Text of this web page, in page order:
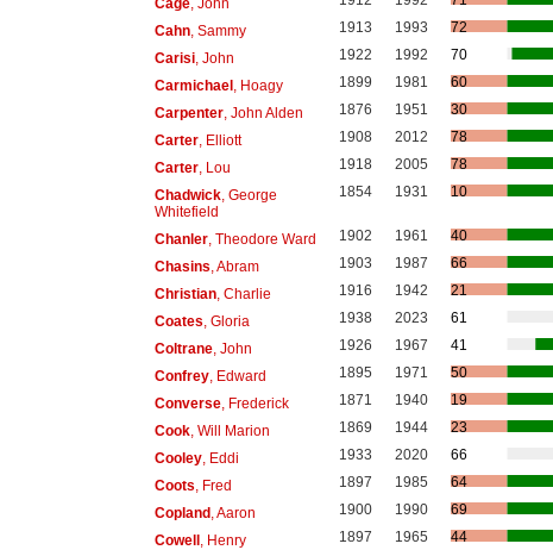
Cahn, Sammy 1913 1993
72
Carisi, John 1922 1992
70
Carmichael, Hoagy 1899 1981
60
Carpenter, John Alden 1876 1951
30
Carter, Elliott 1908 2012
78
Carter, Lou 1918 2005
78
Chadwick, George
Whitefield
1854 1931 10
Chanler, Theodore Ward 1902 1961
40
Chasins , Abram 1903 1987
66
Christian, Charlie 1916 1942
21
Coates , Gloria 1938 2023
61
Coltrane, John 1926 1967
41
Confrey, Edward 1895 1971
50
Converse, Frederick 1871 1940
19
Cook, Will Marion 1869 1944
23
Cooley, Eddi 1933 2020
66
Coots , Fred 1897 1985
64
Copland, Aaron 1900 1990
69
Cowell, Henry 1897 1965
44